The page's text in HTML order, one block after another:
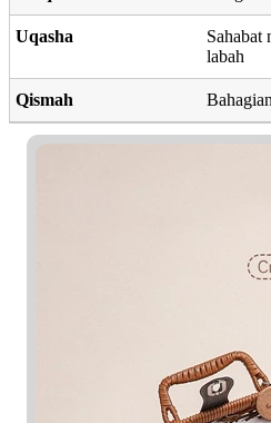
Uqasha
Sahabat
labah
Qismah